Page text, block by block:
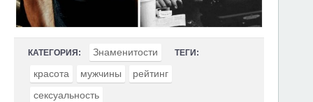
КАТЕГОРИЯ: Знаменитости ТЕГИ:
красота мужчины
рейтинг
сексуальность